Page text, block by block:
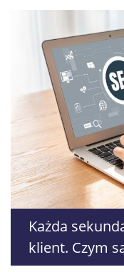
Każda
klient. Czym